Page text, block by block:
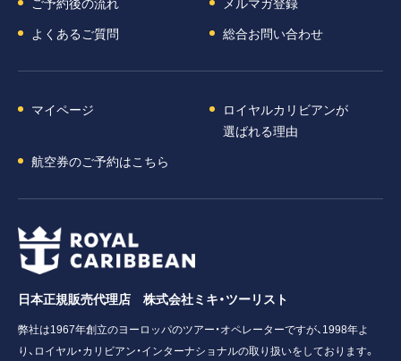
よくあるご質問
総合お問い合わせ
マイページ
ロイヤルカリビアンが
選ばれる理由
航空券のご予約はこちら
日本正規販売代理店 株式会社ミキ・ツーリスト
弊社は1967年創立のヨーロッパのツアー・オペレーターですが、1998年よ
り、ロイヤル・カリビアン・インターナショナルの取り扱いをしております。